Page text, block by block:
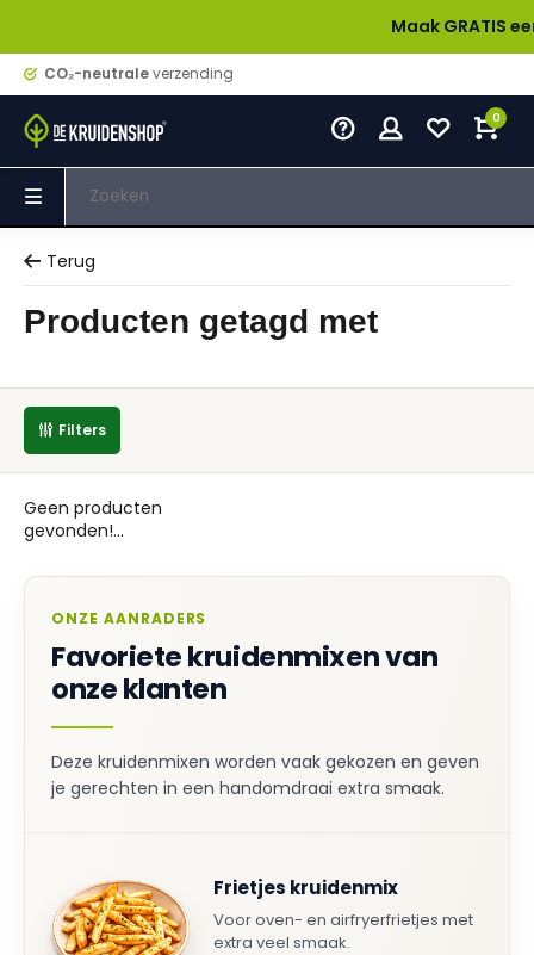
Maak GRATIS
CO₂-neutraleverzending
0
Terug
Producten getagd met
Filters
Geen producten
gevonden!...
ONZE AANRADERS
Favoriete kruidenmixen van
onze klanten
Deze kruidenmixen worden vaak gekozen en geven
je gerechten in een handomdraai extra smaak.
Frietjes kruidenmix
Voor oven- en airfryerfrietjes met
extra veel smaak.